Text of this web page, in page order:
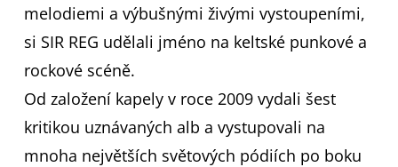
melodiemi a výbušnými živými vystoupeními,
si SIR REG udělali jméno na keltské punkové a
rockové scéně.
Od založení kapely v roce 2009 vydali šest
kritikou uznávaných alb a vystupovali na
mnoha největších světových pódiích po boku